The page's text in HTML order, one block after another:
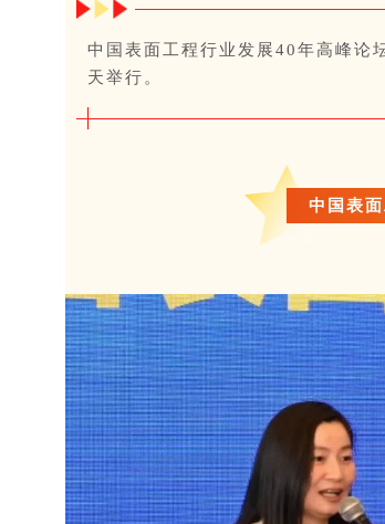
中国表面工程行业发展40年高峰论
天举行。
中国表